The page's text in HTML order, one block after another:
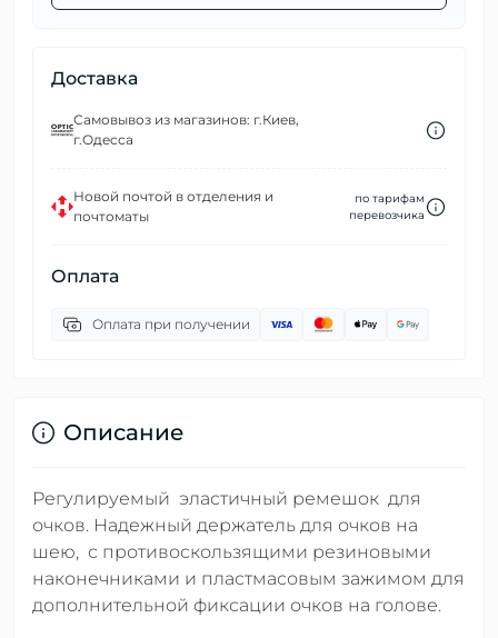
Доставка
Самовывоз из магазинов: г.Киев,
г.Одесса
Новой почтой в отделения и
почтоматы
по тарифам
перевозчика
Оплата
Оплата при получении
Описание
Регулируемый эластичный ремешок для
очков. Надежный держатель для очков на
шею, с противоскользящими резиновыми
наконечниками и пластмасовым зажимом для
дополнительной фиксации очков на голове.